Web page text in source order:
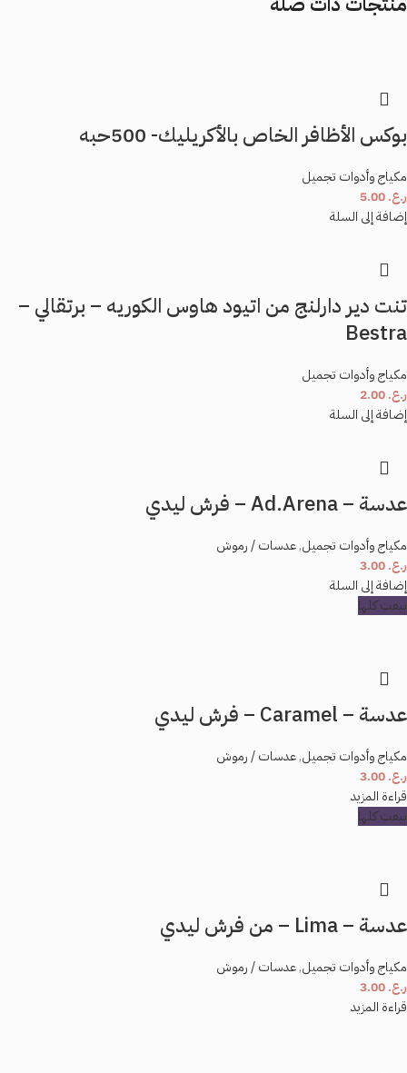
البريد الإلكتروني
احفظ اسمي، بريدي الإلكتروني، والموقع الإلكتروني في هذا المتصفح لاستخدامها المرة
المقبلة في تعليقي.
بوكس الأظافر الخاص بالأكريليك- 500حبه
مكياج وأدوات تجميل
ر.ع.
إضافة إلى السلة
تنت دير دارلنج من اتيود هاوس الكوريه – برتقالي –
Bestra
مكياج وأدوات تجميل
ر.ع.
إضافة إلى السلة
عدسة – Ad.Arena – فرش ليدي
مكياج وأدوات تجميل,عدسات / رموش
ر.ع.
إضافة إلى السلة
بيعت كلها
عدسة – Caramel – فرش ليدي
مكياج وأدوات تجميل,عدسات / رموش
ر.ع.
قراءة المزيد
بيعت كلها
عدسة – Lima – من فرش ليدي
مكياج وأدوات تجميل,عدسات / رموش
ر.ع.
قراءة المزيد